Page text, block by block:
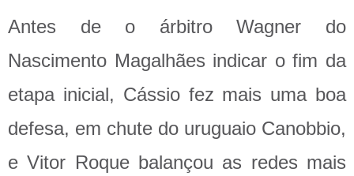
Antes de o árbitro Wagner do
Nascimento Magalhães indicar o fim da
etapa inicial, Cássio fez mais uma boa
defesa, em chute do uruguaio Canobbio,
e Vitor Roque balançou as redes mais